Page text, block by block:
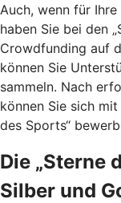
Auch, wenn für
haben Sie bei den
Crowdfunding auf
können Sie
sammeln. Nach
können Sie sich
des Sports“
Die „Sterne
Silber und